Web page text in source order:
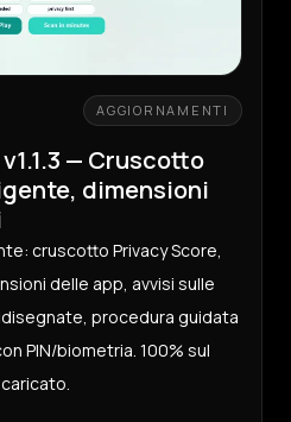
AGGIORNAMENTI
— Cruscotto
dimensioni
cruscotto Privacy Score,
delle app, avvisi sulle
procedura guidata
PIN/biometria. 100% sul